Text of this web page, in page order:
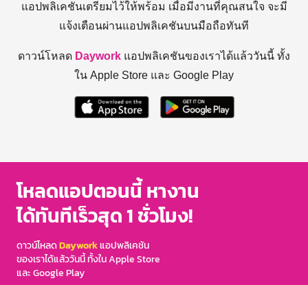
แอปพลิเคชันเตรียมไว้ให้พร้อม เมื่อมีงานที่คุณสนใจ จะมี
แจ้งเตือนผ่านแอปพลิเคชันบนมือถือทันที
ดาวน์โหลด Daywork แอปพลิเคชันของเราได้แล้ววันนี้ ทั้ง
ใน Apple Store และ Google Play
โหลดแอปตอนนี้ หางาน
ได้ทันทีเร็วสุด 1 ชั่วโมง!
ดาวน์โหลดDayworkแอปพลิเคชัน
ของเราได้แล้ววันนี้ ทั้งใน Apple Store
และ Google Play